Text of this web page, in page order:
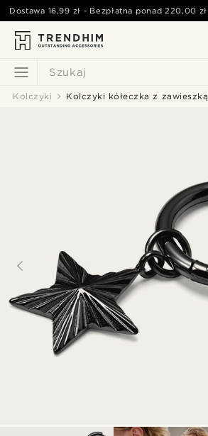
Szukaj
Dostawa 16,99 zł - Bezpłatna ponad220,00 zł
Kolczyki Kolczyki kółeczka z zawieszką